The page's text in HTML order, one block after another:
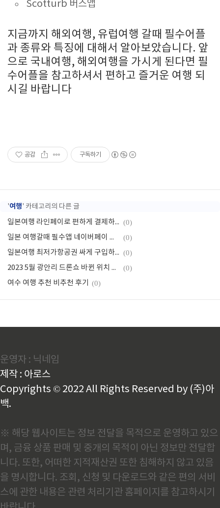
Scotturb 버스앱
지금까지 해외여행, 유럽여행 갈때 필수어플
과 종류와 특징에 대해서 알아보았습니다. 앞
으로 국내여행, 해외여행을 가시게 된다면 필
수어플을 참고하셔서 편하고 즐거운 여행 되
시길 바랍니다
공감 구독하기
'여행' 카테고리의 다른 글
일본여행 라인페이로 편하게 결제하기 (0)
일본 여행갈때 필수앱 네이버페이 결제사용방법 (0)
일본여행 최저가항공권 싸게 구입하는 팁 (0)
2023 5월 광안리 드론쇼 바뀐 위치 명당 시간변경 일정 (0)
여수 여행 추천 비추천 후기 (0)
운영자 : 닉네임
제작 : 아로스
Copyrights © 2022 All Rights Reserved by (주)아
백.
※ 해당 웹사이트는 정보 전달을 목적으로 운영하고 있으
며, 금융 상품 판매 및 중개의 목적이 아닌 정보만 전달합
니다. 또한, 어떠한 지적재산권 또한 침해하지 않고 있음
을 명시합니다. 조회, 신청 및 다운로드와 같은 편의 서비
스에 관한 내용은 관련 처리기관 홈페이지를 참고하시기